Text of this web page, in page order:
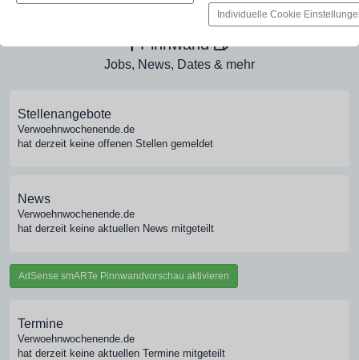
Bilder, PDFs, Audio, Video
Pinnwand
Jobs, News, Dates & mehr
Stellenangebote
Verwoehnwochenende.de
hat derzeit keine offenen Stellen gemeldet
News
Verwoehnwochenende.de
hat derzeit keine aktuellen News mitgeteilt
AdSense smARTe Pinnwandvorschau aktivieren
Termine
Verwoehnwochenende.de
hat derzeit keine aktuellen Termine mitgeteilt
Individuelle Cookie